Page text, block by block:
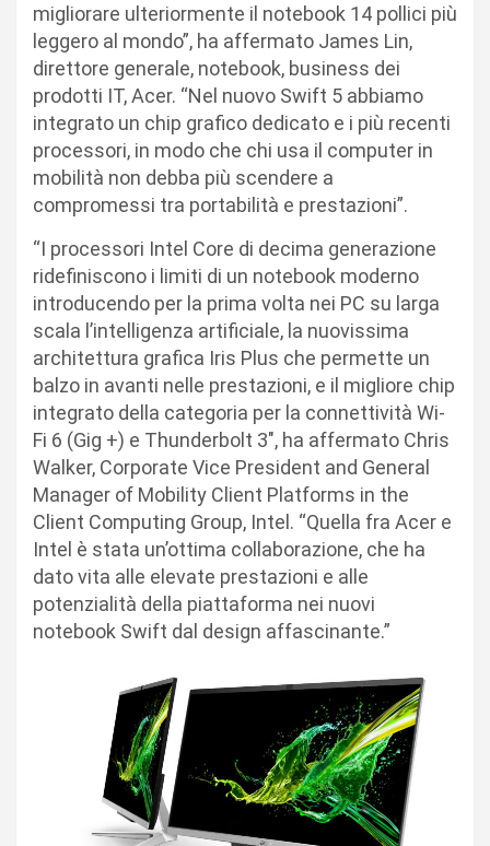
migliorare ulteriormente il notebook 14 pollici più
leggero al mondo”, ha affermato James Lin,
direttore generale, notebook, business dei
prodotti IT, Acer. “Nel nuovo Swift 5 abbiamo
integrato un chip grafico dedicato e i più recenti
processori, in modo che chi usa il computer in
mobilità non debba più scendere a
compromessi tra portabilità e prestazioni”.
“I processori Intel Core di decima generazione
ridefiniscono i limiti di un notebook moderno
introducendo per la prima volta nei PC su larga
scala l’intelligenza artificiale, la nuovissima
architettura grafica Iris Plus che permette un
balzo in avanti nelle prestazioni, e il migliore chip
integrato della categoria per la connettività Wi-
Fi 6 (Gig +) e Thunderbolt 3″, ha affermato Chris
Walker, Corporate Vice President and General
Manager of Mobility Client Platforms in the
Client Computing Group, Intel. “Quella fra Acer e
Intel è stata un’ottima collaborazione, che ha
dato vita alle elevate prestazioni e alle
potenzialità della piattaforma nei nuovi
notebook Swift dal design affascinante.”